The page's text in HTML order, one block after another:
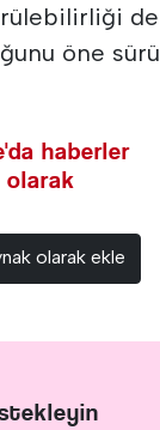
öne
haberler
olarak ekle